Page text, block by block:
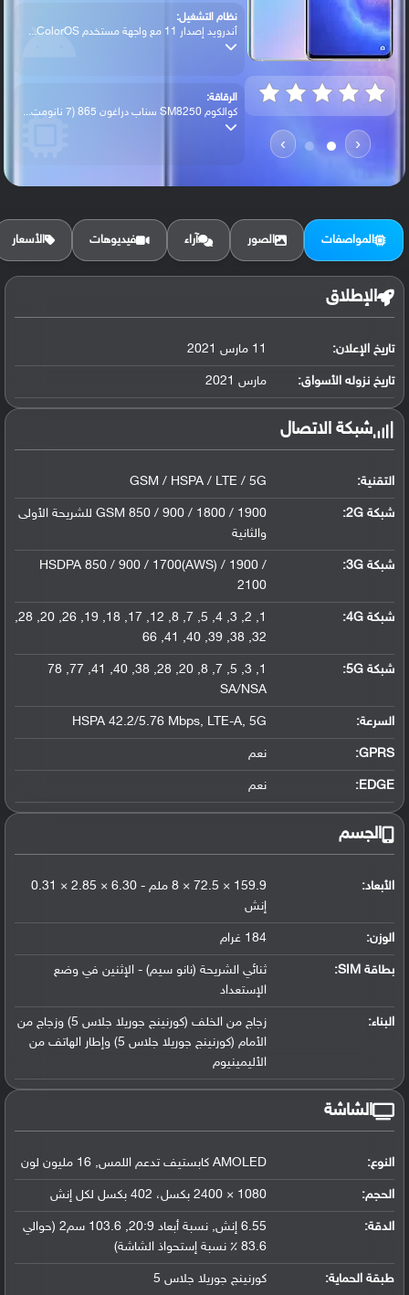
‹
›
نظام التشغيل:
أندرويد إصدار 11 مع واجهة مستخدم ColorOS...
الرقاقة:
كوالكوم SM8250 سناب دراغون 865 (7 نانومت...
الرام / التخزين:
البطارية:
ليثيوم بوليمر سعة 4500 مللي أمبير, غير ق...
المواصفات الصور آراء فيديوهات الأسعار
الإطلاق
تاريخ الإعلان: 11 مارس 2021
تاريخ نزوله الأسواق: مارس 2021
شبكة الاتصال
التقنية: GSM / HSPA / LTE / 5G
شبكة 2G:
GSM 850 / 900 / 1800 / 1900 للشريحة الأولى
والثانية
شبكة 3G :
HSDPA 850 / 900 / 1700(AWS) / 1900 /
2100
شبكة 4G :
1, 2, 3, 4, 5, 7, 8, 12, 17, 18, 19, 26, 20, 28,
32, 38, 39, 40, 41, 66
شبكة 5G :
1, 3, 5, 7, 8, 20, 28, 38, 40, 41, 77, 78
SA/NSA
السرعة: HSPA 42.2/5.76 Mbps, LTE-A, 5G
GPRS: نعم
EDGE: نعم
الجسم
الأبعاد:
159.9 × 72.5 × 8 ملم - 6.30 × 2.85 × 0.31
إنش
الوزن: 184 غرام
بطاقة SIM:
ثنائي الشريحة (نانو سيم) - الإثنين في وضع
الإستعداد
البناء:
زجاج من الخلف (كورنينج جوريلا جلاس 5) وزجاج من
الأمام (كورنينج جوريلا جلاس 5) وإطار الهاتف من
الأليمينيوم
الشاشة
النوع: AMOLED كابستيف تدعم اللمس, 16 مليون لون
الحجم: 1080 × 2400 بكسل، 402 بكسل لكل إنش
الدقة:
6.55 إنش, نسبة أبعاد 20:9, 103.6 سم2 (حوالي
83.6 ٪ نسبة إستحواذ الشاشة)
طبقة الحماية: كورنينج جوريلا جلاس 5